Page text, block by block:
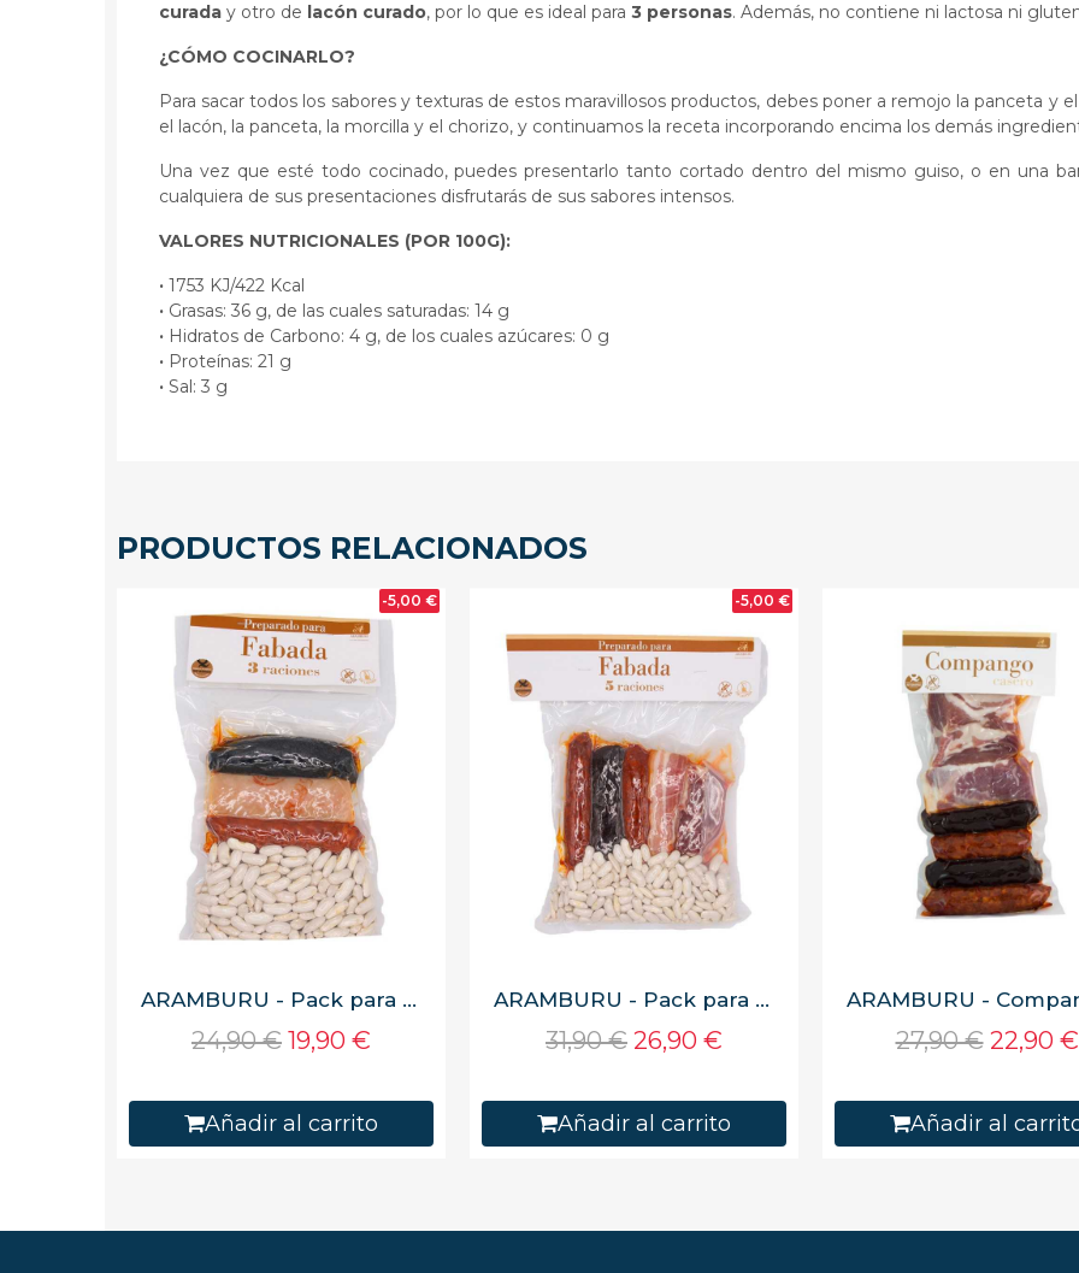
curada y otro de lacón curado, por lo que es ideal para 3 personas. Además, no contiene ni lactosa ni
¿CÓMO COCINARLO?
Para sacar todos los sabores y texturas de estos maravillosos productos, debes poner a remojo la panceta y
el lacón, la panceta, la morcilla y el chorizo, y continuamos la receta incorporando encima los demás
Una vez que esté todo cocinado, puedes presentarlo tanto cortado dentro del mismo guiso, o en una
cualquiera de sus presentaciones disfrutarás de sus sabores intensos.
VALORES NUTRICIONALES (POR 100G):
· 1753 KJ/422 Kcal
· Grasas: 36 g, de las cuales saturadas: 14 g
· Hidratos de Carbono: 4 g, de los cuales azúcares: 0 g
· Proteínas: 21 g
· Sal: 3 g
PRODUCTOS RELACIONADOS
-5,00 €
ARAMBURU - Pack para fabada asturiana 660 g, Fabas y compango, 3 raciones, envasado al vacío
24,90 € 19,90 €
Añadir al carrito
-5,00 €
ARAMBURU - Pack para fabada asturiana 1060 g, Fabas y compango, 5 raciones, envasado al vacío
31,90 € 26,90 €
Añadir al carrito
27,90 € 22,90 €
Añadir al